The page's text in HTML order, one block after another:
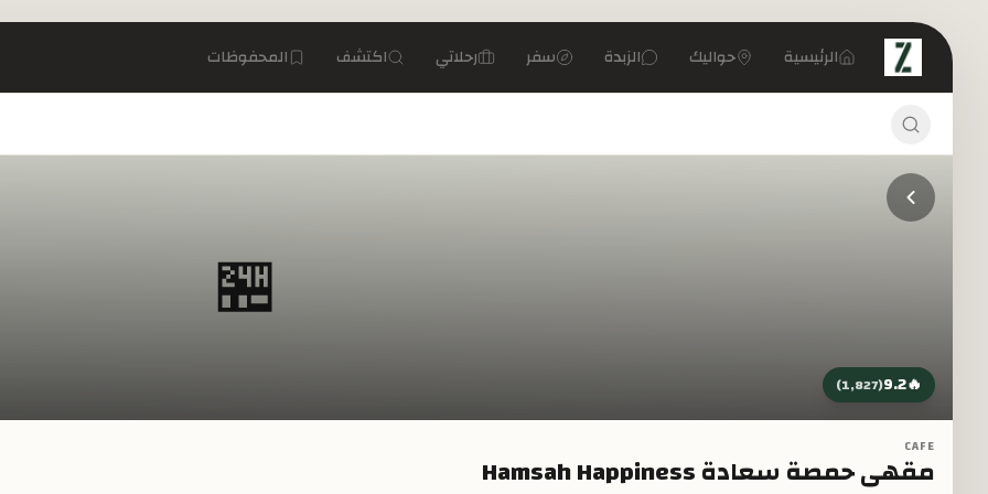
تخطي إلى المحتوى الرئيسي
الرئيسية حواليك الزبدة سفر رحلاتي اكتشف المحفوظات
🏪
🔥
9.2
(
1,827
)
CAFE
مقهى حمصة سعادة Hamsah Happiness